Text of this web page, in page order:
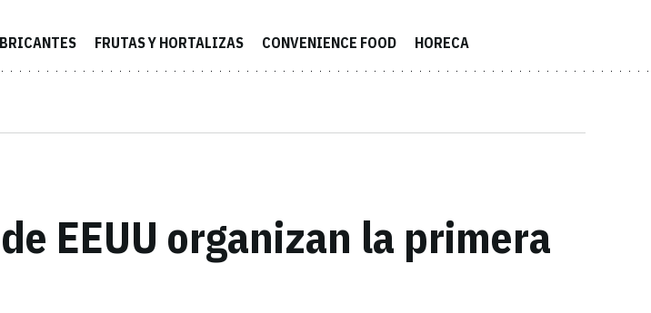
FRUTAS Y HORTALIZAS CONVENIENCE FOOD HORECA
EEUU organizan la primera